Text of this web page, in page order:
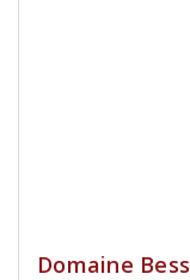
Domaine